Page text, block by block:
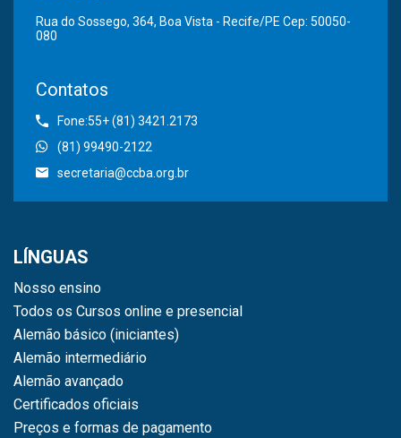
Rua do Sossego, 364, Boa Vista - Recife/PE Cep: 50050-
080
Contatos
Fone:55+ (81) 3421.2173
(81) 99490-2122
secretaria@ccba.org.br
LÍNGUAS
Nosso ensino
Todos os Cursos online e presencial
Alemão básico (iniciantes)
Alemão intermediário
Alemão avançado
Certificados oficiais
Preços e formas de pagamento